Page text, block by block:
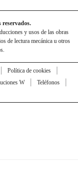
y usos de las obras
de lectura mecánica u otros
Política de cookies
W
Teléfonos